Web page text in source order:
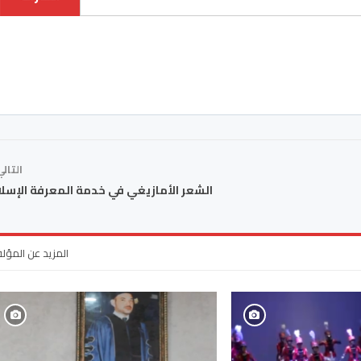
الشعر الأمازيغي في خدمة المعرفة
المزيد عن